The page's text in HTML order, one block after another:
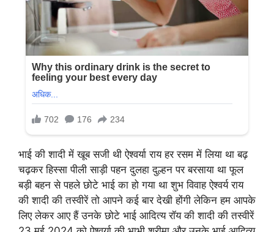
भाई की शादी में खूब सजी थी ऐश्वर्या राय हर रसम में लिया था बढ़
चढ़कर हिस्सा पीली साड़ी पहन दुलहा दुल्हन पर बरसाया था फूल
बड़ी बहन से पहले छोटे भाई का हो गया था शुभ विवाह ऐश्वर्य राय
की शादी की तस्वीरें तो आपने कई बार देखी होंगी लेकिन हम आपके
लिए लेकर आए हैं उनके छोटे भाई आदित्य रॉय की शादी की तस्वीरें